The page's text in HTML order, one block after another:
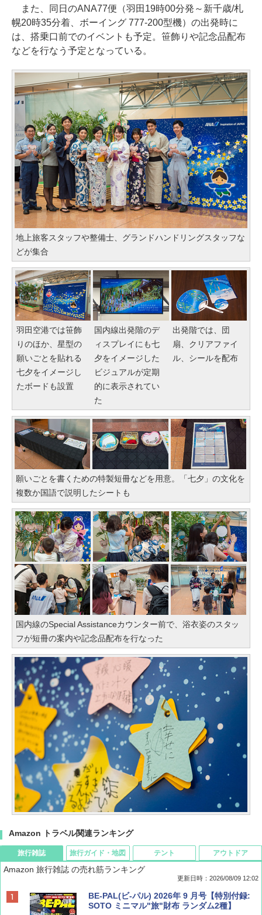
また、同日のANA77便（羽田19時00分発～新千歳/札
幌20時35分着、ボーイング 777-200型機）の出発時に
は、搭乗口前でのイベントも予定。笹飾りや記念品配布
などを行なう予定となっている。
地上旅客スタッフや整備士、グランドハンドリングスタッフな
どが集合
羽田空港では笹飾
りのほか、星型の
願いごとを貼れる
七夕をイメージし
たボードも設置
国内線出発階のデ
ィスプレイにも七
夕をイメージした
ビジュアルが定期
的に表示されてい
た
出発階では、団
扇、クリアファイ
ル、シールを配布
願いごとを書くための特製短冊などを用意。「七夕」の文化を
複数か国語で説明したシートも
国内線のSpecial Assistanceカウンター前で、浴衣姿のスタッ
フが短冊の案内や記念品配布を行なった
Amazon トラベル関連ランキング
旅行雑誌
Amazon 旅行雑誌 の売れ筋ランキング
更新日時：2026/08/09 12:02
BE-PAL(ビ-パル) 2026年 9 月号【特別付録:
SOTO ミニマル"旅"財布 ランダム2種】
旅行ガイド・地図 テント アウトドア